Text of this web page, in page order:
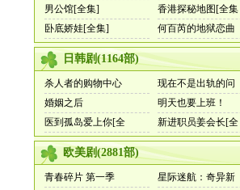
男公馆[全集]
香港探秘地图[全集
卧底娇娃[全集]
何百芮的地狱恋曲
日韩剧(1164部)
杀人者的购物中心 现在不是出轨的问
婚姻之后
明天也要上班！
医到孤岛爱上你[全
新进职员姜会长[全
欧美剧(2881部)
青春碎片 第一季 星际迷航：奇异新